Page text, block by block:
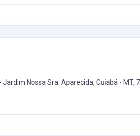
Jardim Nossa Sra. Aparecida, Cuiabá - MT,